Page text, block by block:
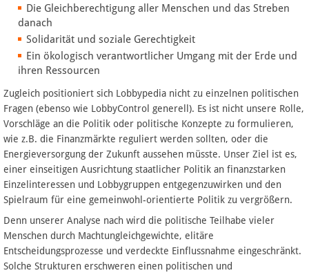
Die Gleichberechtigung aller Menschen und das Streben
danach
Solidarität und soziale Gerechtigkeit
Ein ökologisch verantwortlicher Umgang mit der Erde und
ihren Ressourcen
Zugleich positioniert sich Lobbypedia nicht zu einzelnen politischen
Fragen (ebenso wie LobbyControl generell). Es ist nicht unsere Rolle,
Vorschläge an die Politik oder politische Konzepte zu formulieren,
wie z.B. die Finanzmärkte reguliert werden sollten, oder die
Energieversorgung der Zukunft aussehen müsste. Unser Ziel ist es,
einer einseitigen Ausrichtung staatlicher Politik an finanzstarken
Einzelinteressen und Lobbygruppen entgegenzuwirken und den
Spielraum für eine gemeinwohl-orientierte Politik zu vergrößern.
Denn unserer Analyse nach wird die politische Teilhabe vieler
Menschen durch Machtungleichgewichte, elitäre
Entscheidungsprozesse und verdeckte Einflussnahme eingeschränkt.
Solche Strukturen erschweren einen politischen und